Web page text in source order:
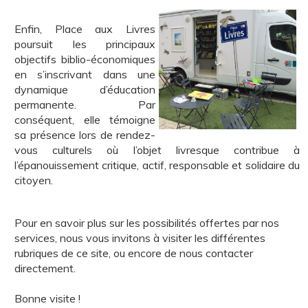
Enfin, Place aux Livres
poursuit les principaux
objectifs biblio-économiques
en s’inscrivant dans une
dynamique d’éducation
permanente. Par
conséquent, elle témoigne
sa présence lors de rendez-
vous culturels où l’objet livresque contribue à
l’épanouissement critique, actif, responsable et solidaire du
citoyen.
Pour en savoir plus sur les possibilités offertes par nos
services, nous vous invitons à visiter les différentes
rubriques de ce site, ou encore de nous contacter
directement.
Bonne visite !